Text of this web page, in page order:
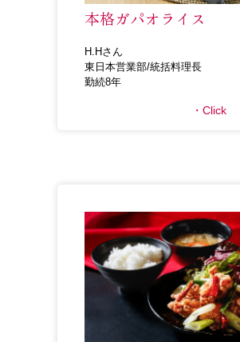
本格ガパオライス
H.Hさん
東日本営業部/統括料理長
勤続8年
Click